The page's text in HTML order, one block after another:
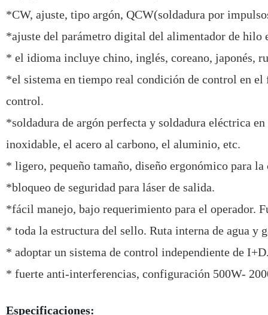
*CW, ajuste, tipo argón, QCW(soldadura por
*ajuste del parámetro digital del alimentador de hilo
* el idioma incluye chino, inglés, coreano, japonés,
*el sistema en tiempo real condición de control en
control.
*soldadura de argón perfecta y soldadura eléctrica
inoxidable, el acero al carbono, el aluminio, etc.
* ligero, pequeño tamaño, diseño ergonómico para
*bloqueo de seguridad para láser de salida.
*fácil manejo, bajo requerimiento para el operador.
* toda la estructura del sello. Ruta interna de agua y
* adoptar un sistema de control independiente de
* fuerte anti-interferencias, configuración 500W-
Especificaciones: